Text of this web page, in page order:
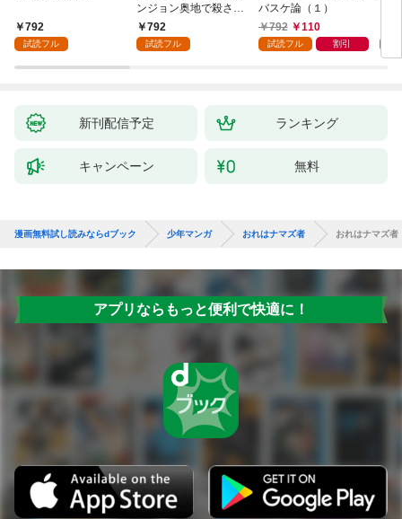
792
試読フル
ンジョン奥地で殺され
かけたがギフト『無限
ガチャ』でレベル９９
（１）
792
試読フル
バスケ論（１）
792
110
試読フル 割引
強
～
新刊配信予定 ランキング
キャンペーン 無料
漫画無料試し読みならdブック 少年マンガ おれはナマズ者 おれはナマズ者
アプリならもっと便利で快適に！